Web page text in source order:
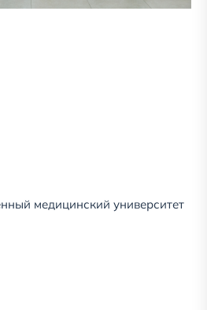
медицинский университет